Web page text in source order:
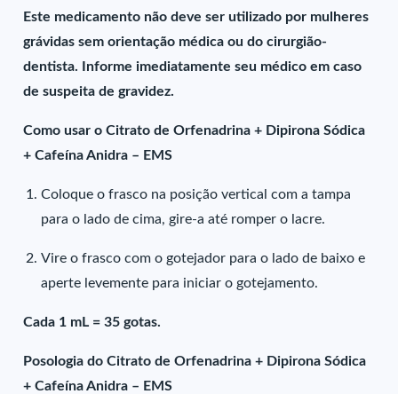
Este medicamento não deve ser utilizado por mulheres
grávidas sem orientação médica ou do cirurgião-
dentista. Informe imediatamente seu médico em caso
de suspeita de gravidez.
Como usar o Citrato de Orfenadrina + Dipirona Sódica
+ Cafeína Anidra – EMS
Coloque o frasco na posição vertical com a tampa
para o lado de cima, gire-a até romper o lacre.
Vire o frasco com o gotejador para o lado de baixo e
aperte levemente para iniciar o gotejamento.
Cada 1 mL = 35 gotas.
Posologia do Citrato de Orfenadrina + Dipirona Sódica
+ Cafeína Anidra – EMS